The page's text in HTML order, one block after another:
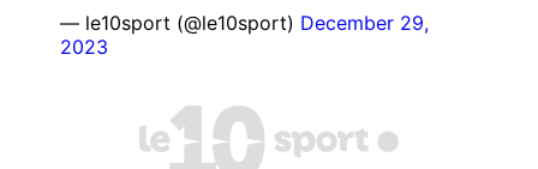
— le10sport (@le10sport) December 29,
2023